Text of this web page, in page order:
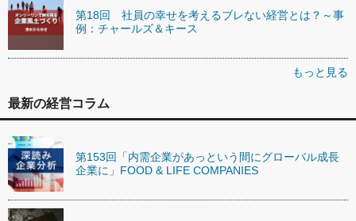
第18回 社員の幸せを考えるブレない経営とは？～事
例：チャールズ＆キース
もっと見る
最新の経営コラム
第153回「内需企業があっという間にグローバル成長
企業に」FOOD & LIFE COMPANIES